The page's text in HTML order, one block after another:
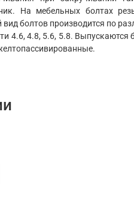
На мебельных болтах
болтов производится по
4.6, 4.8, 5.6, 5.8.